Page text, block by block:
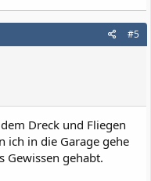
#5
Dreck und Fliegen
ich in die Garage gehe
Gewissen gehabt.